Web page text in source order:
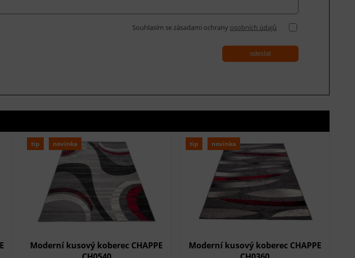
Souhlasím se zásadami ochrany osobních údajů
odeslat
tip novinka
Moderní kusový koberec CHAPPE
tip novinka
Moderní kusový koberec CHAPPE